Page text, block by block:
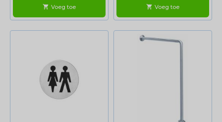
shopping_cart Voeg toe shopping_cart Voeg toe